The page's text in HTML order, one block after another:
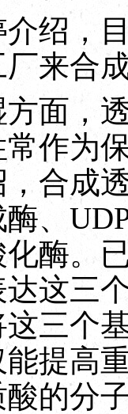
，目
来合
，透
作为
合成
、
酶。
这三
三个
提高
的分